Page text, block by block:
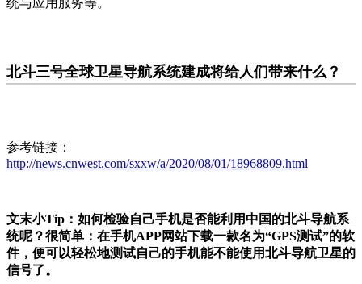
统与应用服务等。
北斗三号全球卫星导航系统建成将给人们带来什么？
参考链接：
http://news.cnwest.com/sxxw/a/2020/08/01/18968809.html
文末小Tip： 如何检验自己手机是否能利用中国的北斗导航系
统呢？很简单：在手机APP网站下载一款名为“GPS测试”的软
件，便可以轻松地测试自己的手机能不能使用北斗导航卫星的
信号了。